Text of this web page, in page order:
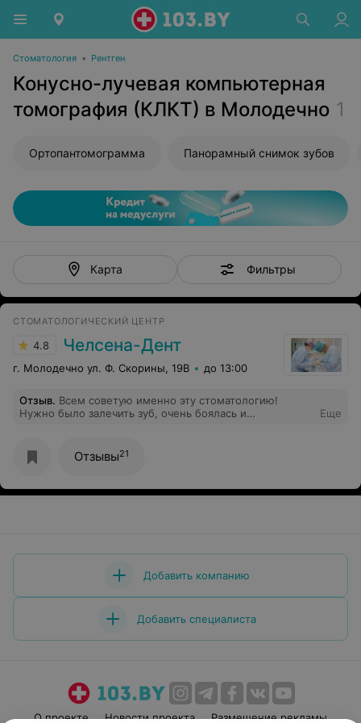
Стоматология • Рентген
Конусно-лучевая компьютерная
томография (КЛКТ) в Молодечно 1
Ортопантомограмма Панорамный снимок зубов
Карта Фильтры
СТОМАТОЛОГИЧЕСКИЙ ЦЕНТР
4.8 Челсена-Дент
г. Молодечно ул. Ф. Скорины, 19В до 13:00
Отзыв. Всем советую именно эту стоматологию!
Нужно было залечить зуб, очень боялась и
Еще
Отзывы21
Добавить компанию
Добавить специалиста
О проекте Новости проекта Размещение рекламы